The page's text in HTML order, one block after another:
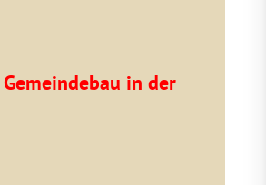
in der